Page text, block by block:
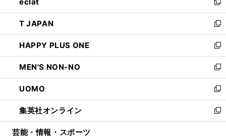
で
開
く
ド
ウ
で
開
く
ィ
ン
ド
ウ
で
開
く
い
ウ
ィ
ン
ド
ウ
で
開
く
新
し
い
ウ
ィ
ン
ド
ウ
で
開
く
T JAPAN
新
し
い
ウ
ィ
ン
ド
ウ
で
開
HAPPY PLUS ONE
新
し
い
ウ
ィ
ン
ド
ウ
MEN'S NON-NO
新
し
い
ウ
ィ
ン
UOMO
新
し
い
ウ
集英社オンライン
新
し
芸能・情報・スポーツ